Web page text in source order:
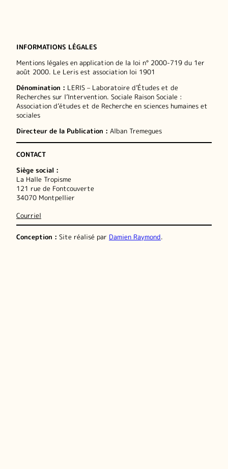
INFORMATIONS LÉGALES
Mentions légales en application de la loi n° 2000-719 du 1er
août 2000. Le Leris est association loi 1901
Dénomination : LERIS – Laboratoire d’Études et de
Recherches sur l’Intervention. Sociale Raison Sociale :
Association d’études et de Recherche en sciences humaines et
sociales
Directeur de la Publication : Alban Tremegues
CONTACT
Siège social :
La Halle Tropisme
121 rue de Fontcouverte
34070 Montpellier
Courriel
Conception : Site réalisé par Damien Raymond.